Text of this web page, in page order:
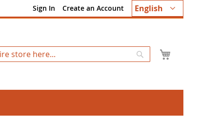
Language
English
Sign In Create an Account
Search